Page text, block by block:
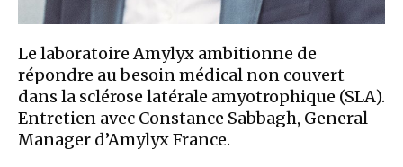
Le laboratoire Amylyx ambitionne de
répondre au besoin médical non couvert
dans la sclérose latérale amyotrophique (SLA).
Entretien avec Constance Sabbagh, General
Manager d’Amylyx France.